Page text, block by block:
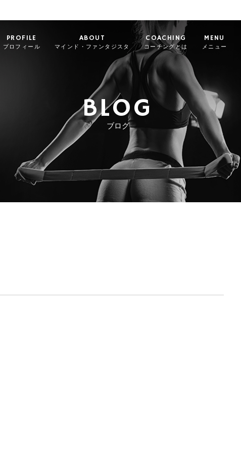
PROFILE
プロフィール
ABOUT
マインド・ファンタジスタ
COACHING
コーチングとは
MENU
メニュー
BLOG
ブログ